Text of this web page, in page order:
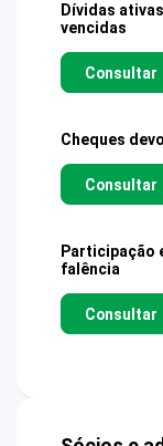
Dívidas
vencidas
Consultar
Cheques
Consultar
Participação
falência
Consultar